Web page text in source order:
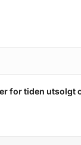
for tiden utsolgt